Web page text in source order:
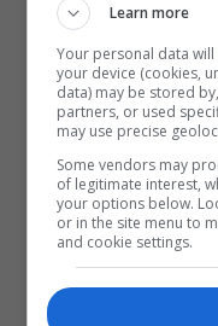
Learn more
Your personal data
your device (cookies,
data) may be stored
partners, or used
may use precise
Some vendors may
of legitimate interest,
your options below.
or in the site menu to
and cookie settings.